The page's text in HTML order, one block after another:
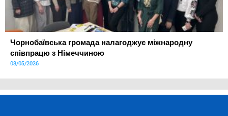
Чорнобаївська громада налагоджує міжнародну
співпрацю з Німеччиною
08/05/2026